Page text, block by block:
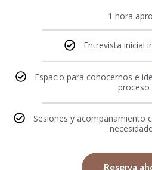
1 hora
Entrevista inicial
Espacio para conocernos e
proceso
Sesiones y acompañamiento
Reserva